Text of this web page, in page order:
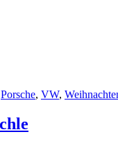
Porsche, VW,